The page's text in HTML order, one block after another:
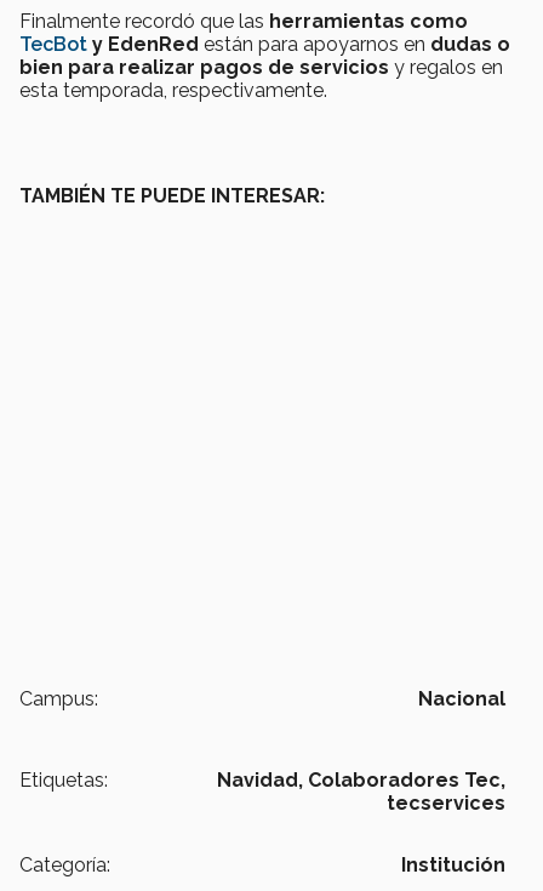
Finalmente recordó que las herramientas como
TecBot y EdenRed están para apoyarnos en dudas o
bien para realizar pagos de servicios y regalos en
esta temporada, respectivamente.
TAMBIÉN TE PUEDE INTERESAR:
Campus: Nacional
Etiquetas: Navidad, Colaboradores Tec,
tecservices
Categoría: Institución